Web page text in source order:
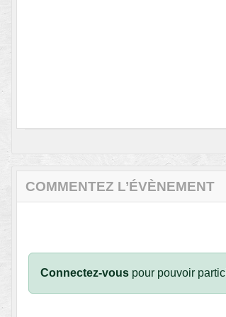
COMMENTEZ L’ÉVÈNEMENT
Connectez-vous pour pouvoir